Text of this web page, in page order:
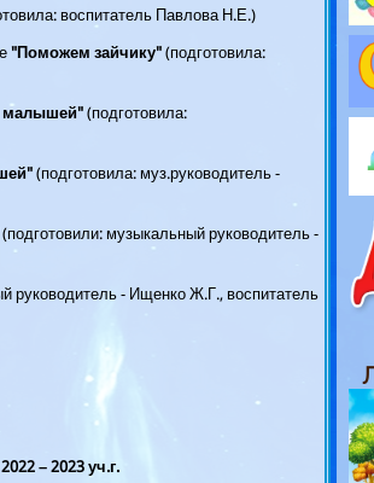
воспитатель Павлова Н.Е.)
"Поможем зайчику"(подготовила:
малышей"(подготовила:
(подготовила: муз.руководитель -
(подготовили: музыкальный руководитель -
руководитель - Ищенко Ж.Г., воспитатель
– 2023уч.г.